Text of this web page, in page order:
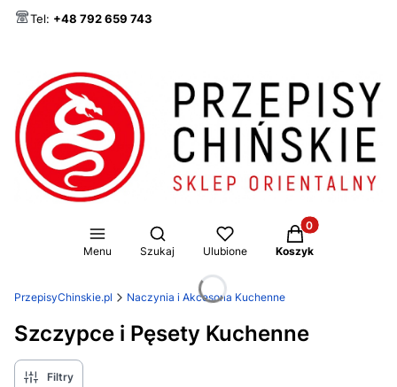
Tel: +48 792 659 743
Menu
Otwórz wyszukiwarkę
Szukaj Ulubione
Produkty w
Koszyk
PrzepisyChinskie.pl Naczynia i Akcesoria Kuchenne
Szczypce i Pęsety Kuchenne
Filtry